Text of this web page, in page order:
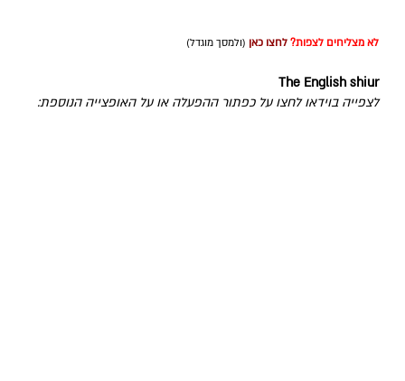
לא מצליחים לצפות? לחצו כאן (ולמסך מוגדל)
The English shiur
לצפייה בוידאו לחצו על כפתור ההפעלה או על האופצייה הנוספת: